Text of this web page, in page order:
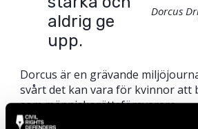
Dorcus
aldrig ge
upp.
Dorcus är en grävande
svårt det kan vara för kvinnor att
som människorättsförsvarare.